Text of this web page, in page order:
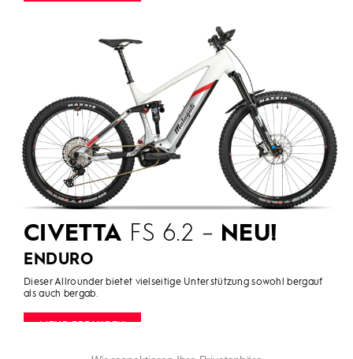
CIVETTA FS 6.2 – NEU!
ENDURO
Dieser Allrounder bietet vielseitige Unterstützung sowohl bergauf
als auch bergab.